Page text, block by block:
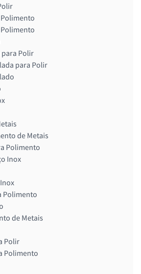
para Polir
para Polir
de Metais
Polimento
Inox
Polimento
de Metais
Polir
Polimento